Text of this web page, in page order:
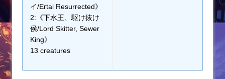
イ/Ertai Resurrected》
2:《下水王、駆け抜け
侯/Lord Skitter, Sewer
King》
13 creatures